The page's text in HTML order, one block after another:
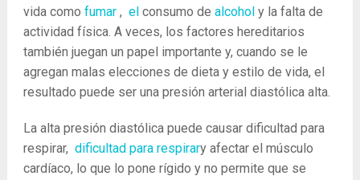
vida como fumar, elconsumo de alcoholy la falta de
actividad física. A veces, los factores hereditarios
también juegan un papel importante y, cuando se le
agregan malas elecciones de dieta y estilo de vida, el
resultado puede ser una presión arterial diastólica alta.
La alta presión diastólica puede causar dificultad para
respirar, dificultad para respirary afectar el músculo
cardíaco, lo que lo pone rígido y no permite que se